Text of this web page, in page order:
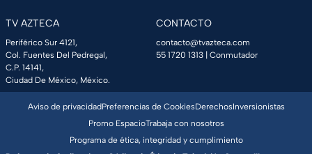
TV AZTECA
Periférico Sur 4121,
Col. Fuentes Del Pedregal,
C.P. 14141,
Ciudad De México, México.
CONTACTO
contacto@tvazteca.com
55 1720 1313 | Conmutador
Aviso de privacidadPreferencias de CookiesDerechosInversionistas
Promo EspacioTrabaja con nosotros
Programa de ética, integridad y cumplimiento